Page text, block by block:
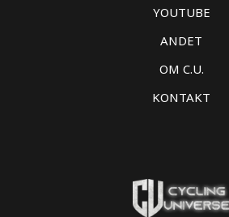
YOUTUBE
ANDET
OM C.U.
KONTAKT